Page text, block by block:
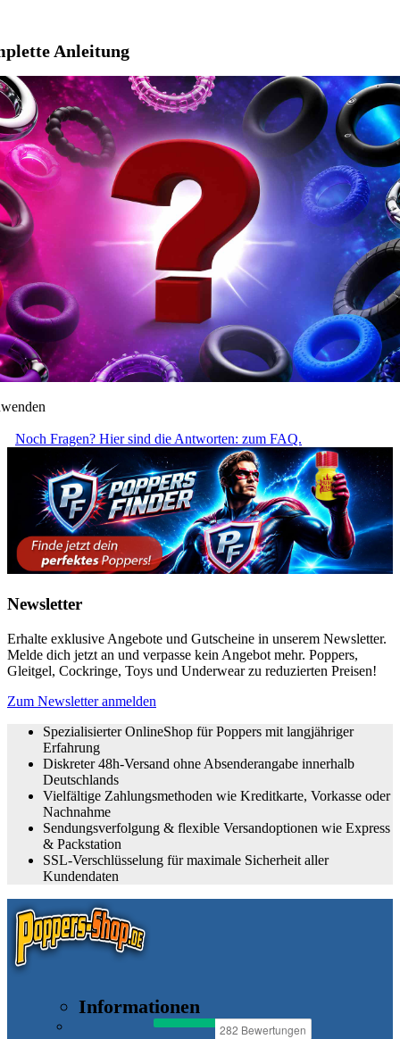
Anleitung
Noch Fragen? Hier sind die Antworten: zum FAQ.
Newsletter
Erhalte exklusive Angebote und Gutscheine in unserem Newsletter.
Melde dich jetzt an und verpasse kein Angebot mehr. Poppers,
Gleitgel, Cockringe, Toys und Underwear zu reduzierten Preisen!
Zum Newsletter anmelden
Spezialisierter OnlineShop für Poppers mit langjähriger
Erfahrung
Diskreter 48h-Versand ohne Absenderangabe innerhalb
Deutschlands
Vielfältige Zahlungsmethoden wie Kreditkarte, Vorkasse oder
Nachnahme
Sendungsverfolgung & flexible Versandoptionen wie Express
& Packstation
SSL-Verschlüsselung für maximale Sicherheit aller
Kundendaten
Informationen